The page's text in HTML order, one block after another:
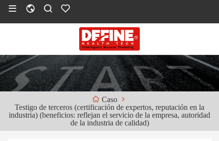
Caso
Testigo de terceros (certificación de expertos, reputación en la
industria) (beneficios: reflejan el servicio de la empresa, autoridad
de la industria de calidad)